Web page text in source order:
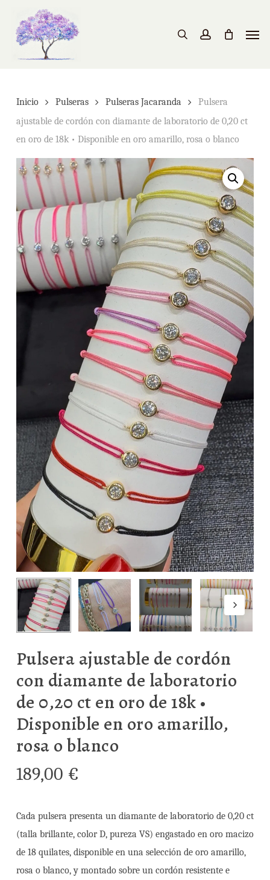
main
content
search account
Inicio Pulseras Pulseras Jacaranda
Pulsera
ajustable de cordón con diamante de laboratorio de 0,20 ct
en oro de 18k • Disponible en oro amarillo, rosa o blanco
Pulsera ajustable de cordón
con diamante de laboratorio
de 0,20 ct en oro de 18k •
Disponible en oro amarillo,
rosa o blanco
189,00 €
Cada pulsera presenta un diamante de laboratorio de 0,20 ct
(talla brillante, color D, pureza VS) engastado en oro macizo
de 18 quilates, disponible en una selección de oro amarillo,
rosa o blanco, y montado sobre un cordón resistente e